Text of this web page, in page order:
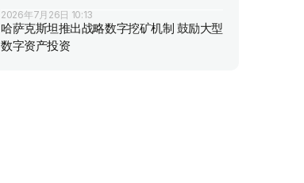
2026年7月26日 10:13
哈萨克斯坦推出战略数字挖矿机制 鼓励大型
数字资产投资